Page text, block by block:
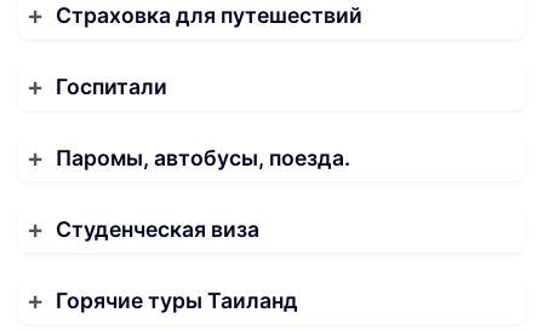
Страховка для путешествий
Госпитали
Паромы, автобусы, поезда.
Студенческая виза
Горячие туры Таиланд